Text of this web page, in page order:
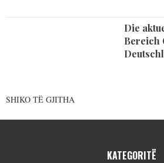
Die
Bereich
SHIKO TË GJITHA
KATEGORITË